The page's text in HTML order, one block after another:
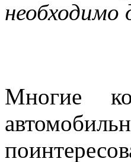
необходимо
Многие